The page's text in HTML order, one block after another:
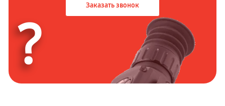
Заказать звонок
?